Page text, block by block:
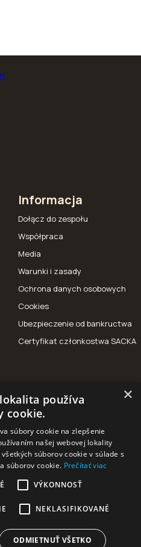
Informacja
Dołącz do zespołu
Współpraca
Media
Warunki i zasady
Ochrona danych osobowych
Cookies
Ubezpieczenie od bankructwa
Certyfikat członkostwa SACKA
YouTube ×
používa
cookie.
súbory cookie na zlepšenie
našej webovej lokality
súborov cookie v súlade s
súborov cookie. Prečítať viac
VÝKONNOSŤ
NEKLASIFIKOVANÉ
ODMIETNUŤ VŠETKO